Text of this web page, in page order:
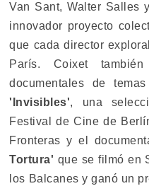
Van Sant, Walter Salles
innovador proyecto
que cada director
París. Coixet
documentales de
'Invisibles', una
Festival de Cine de
Fronteras y el
Tortura' que se filmó en
los Balcanes y ganó un